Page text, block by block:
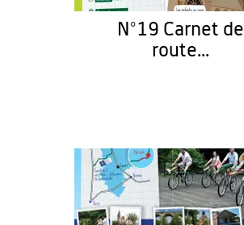
N°19 Carnet de
route...